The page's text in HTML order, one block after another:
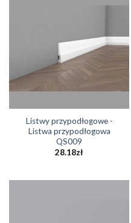
Listwy przypodłogowe -
Listwa przypodłogowa
QS009
28.18zł